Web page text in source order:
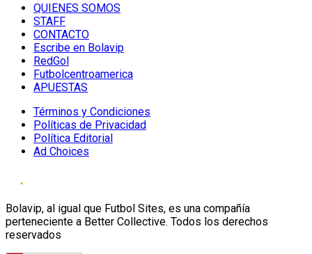
QUIENES SOMOS
STAFF
CONTACTO
Escribe en Bolavip
RedGol
Futbolcentroamerica
APUESTAS
Términos y Condiciones
Políticas de Privacidad
Política Editorial
Ad Choices
Bolavip, al igual que Futbol Sites, es una compañía
perteneciente a Better Collective. Todos los derechos
reservados